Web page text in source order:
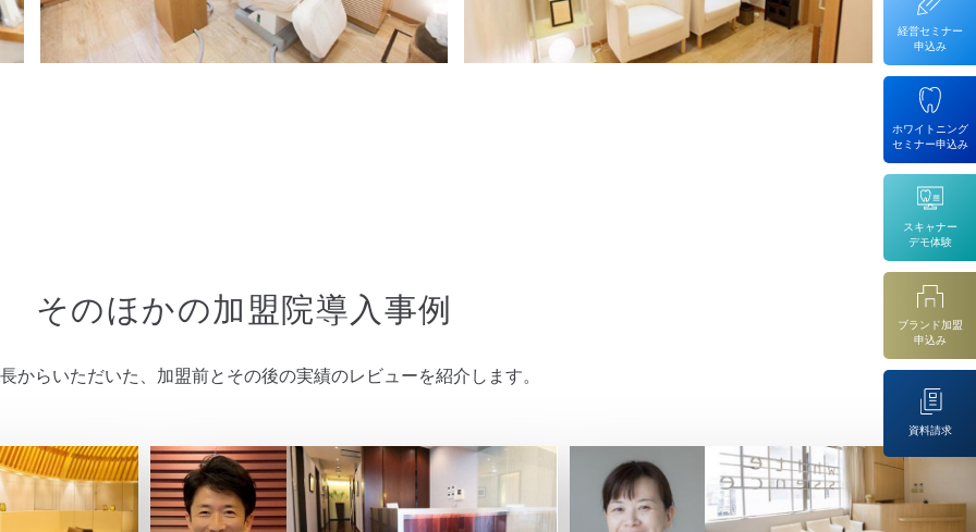
そのほかの加盟院導入事例
からいただいた、加盟前とその後の実績のレビューを紹介します。
経営セミナー
申込み
ホワイトニング
セミナー申込み
スキャナー
デモ体験
ブランド加盟
申込み
資料請求